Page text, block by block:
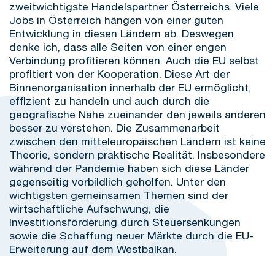
zweitwichtigste Handelspartner Österreichs. Viele
Jobs in Österreich hängen von einer guten
Entwicklung in diesen Ländern ab. Deswegen
denke ich, dass alle Seiten von einer engen
Verbindung profitieren können. Auch die EU selbst
profitiert von der Kooperation. Diese Art der
Binnenorganisation innerhalb der EU ermöglicht,
effizient zu handeln und auch durch die
geografische Nähe zueinander den jeweils anderen
besser zu verstehen. Die Zusammenarbeit
zwischen den mitteleuropäischen Ländern ist keine
Theorie, sondern praktische Realität. Insbesondere
während der Pandemie haben sich diese Länder
gegenseitig vorbildlich geholfen. Unter den
wichtigsten gemeinsamen Themen sind der
wirtschaftliche Aufschwung, die
Investitionsförderung durch Steuersenkungen
sowie die Schaffung neuer Märkte durch die EU-
Erweiterung auf dem Westbalkan.